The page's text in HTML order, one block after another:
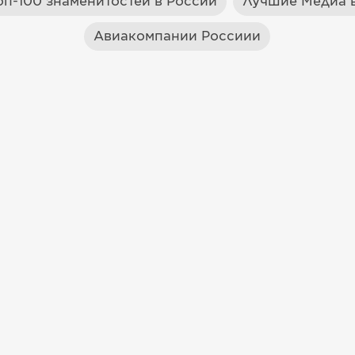
Авиакомпании Россиии